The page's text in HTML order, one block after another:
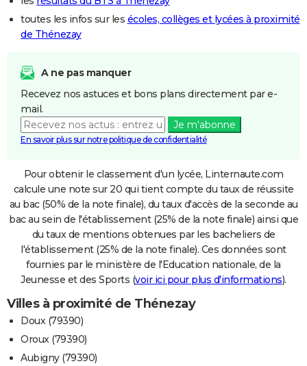
toutes les infos sur les écoles, collèges et lycées à proximité
de Thénezay
A ne pas manquer
Recevez nos astuces et bons plans directement par e-
mail.
Je m'abonne
En savoir plus sur notre politique de confidentialité
Pour obtenir le classement d'un lycée, Linternaute.com
calcule une note sur 20 qui tient compte du taux de réussite
au bac (50% de la note finale), du taux d'accès de la seconde au
bac au sein de l'établissement (25% de la note finale) ainsi que
du taux de mentions obtenues par les bacheliers de
l'établissement (25% de la note finale). Ces données sont
fournies par le ministère de l'Education nationale, de la
Jeunesse et des Sports (voir ici pour plus d'informations).
Villes à proximité de Thénezay
Doux (79390)
Oroux (79390)
Aubigny (79390)